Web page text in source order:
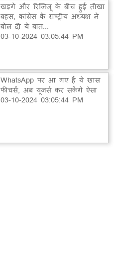
खड़गे और रिजिजू के बीच हुई तीखा
बहस, कांग्रेस के राष्ट्रीय अध्यक्ष ने
बोल दी ये बात...
03-10-2024 03:05:44 PM
WhatsApp पर आ गए हैं ये खास
फीचर्स, अब यूजर्स कर सकेंगे ऐसा
03-10-2024 03:05:44 PM